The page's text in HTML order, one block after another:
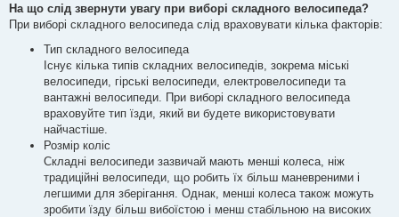
На що слід звернути увагу при виборі складного велосипеда?
При виборі складного велосипеда слід враховувати кілька факторів:
Тип складного велосипеда
Існує кілька типів складних велосипедів, зокрема міські
велосипеди, гірські велосипеди, електровелосипеди та
вантажні велосипеди. При виборі складного велосипеда
враховуйте тип їзди, який ви будете використовувати
найчастіше.
Розмір коліс
Складні велосипеди зазвичай мають менші колеса, ніж
традиційні велосипеди, що робить їх більш маневреними і
легшими для зберігання. Однак, менші колеса також можуть
зробити їзду більш вибоїстою і менш стабільною на високих